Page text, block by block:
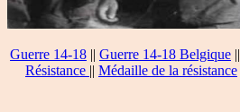
Guerre 14-18 || Guerre 14-18 Belgique ||
Résistance || Médaille de la résistance